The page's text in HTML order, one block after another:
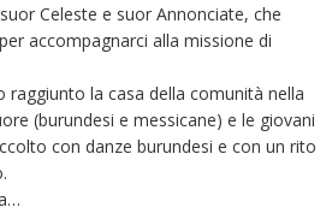
Celeste e suor Annonciate, che
accompagnarci alla missione di
raggiunto la casa della comunità nella
(burundesi e messicane) e le giovani
con danze burundesi e con un rito